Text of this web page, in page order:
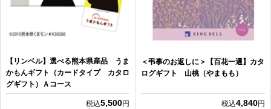
【リンベル】選べる熊本県産品 うま
かもんギフト（カードタイプ カタロ
グギフト）Ａコース
税込5,500円
＜弔事のお返しに＞【百花一選】カタ
ログギフト 山桃（やまもも）
税込4,840円